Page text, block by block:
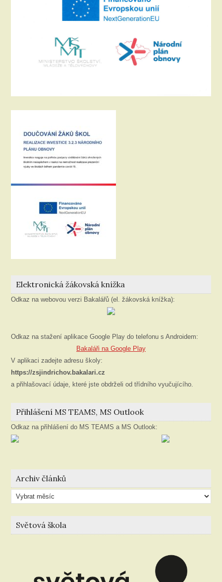
Elektronická žákovská knížka
Odkaz na webovou verzi Bakalářů (el. žákovská knížka):
Odkaz na stažení aplikace Google Play do telefonu s Androidem:
Bakaláři na Google Play
V aplikaci zadejte adresu školy:
https://zsjindrichov.bakalari.cz
a přihlašovací údaje, které jste obdrželi od třídního vyučujícího.
Přihlášení MS TEAMS, MS Outlook
Odkaz na přihlášení do MS TEAMS a MS Outlook:
Archiv článků
Archiv
článků
Světová škola